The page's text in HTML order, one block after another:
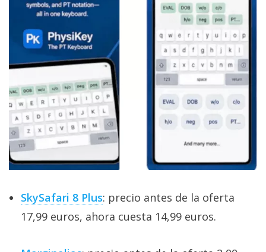
SkySafari 8 Plus: precio antes de la oferta
17,99 euros, ahora cuesta 14,99 euros.